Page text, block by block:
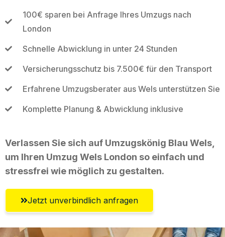
100€ sparen bei Anfrage Ihres Umzugs nach
London
Schnelle Abwicklung in unter 24 Stunden
Versicherungsschutz bis 7.500€ für den Transport
Erfahrene Umzugsberater aus Wels unterstützen Sie
Komplette Planung & Abwicklung inklusive
Verlassen Sie sich auf Umzugskönig Blau Wels,
um Ihren Umzug Wels London so einfach und
stressfrei wie möglich zu gestalten.
Jetzt unverbindlich anfragen